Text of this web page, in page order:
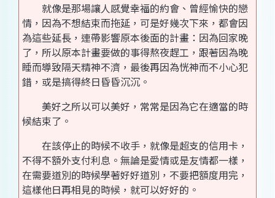
就像是那場讓人感覺幸福的約會、曾經愉快的戀
情，因為不想結束而拖延，可是好幾次下來，都會因
為這些延長，連帶影響原本後面的計畫：因為回家晚
了，所以原本計畫要做的事得熬夜趕工，跟著因為晚
睡而導致隔天精神不濟，最後再因為恍神而不小心犯
錯，或是搞得終日昏昏沉沉。
美好之所以可以美好，常常是因為它在適當的時
候結束了。
在該停止的時候不收手，就像是超支的信用卡，
不得不額外支付利息。無論是愛情或是友情都一樣，
在需要道別的時候學著好好道別，不要把額度用完，
這樣他日再相見的時候，就可以好好的。